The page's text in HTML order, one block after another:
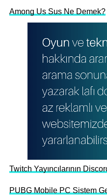
Among Us Sus Ne Demek?
Twitch Yayıncılarının
PUBG Mobile PC Sistem